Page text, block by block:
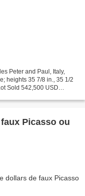
Peter and Paul, Italy,
heights 35 7/8 in., 35 1/2
Sold 542,500 USD
Picasso ou